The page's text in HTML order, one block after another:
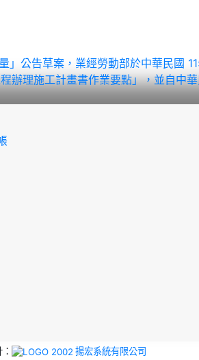
公告草案，業經勞動部於中華民國
辦理施工計畫書作業要點」，並自中
揚宏系統有限公司